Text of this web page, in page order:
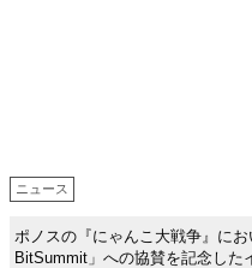
ニュース
ポノスの『にゃんこ大戦争』に
BitSummit」への協賛を記念した